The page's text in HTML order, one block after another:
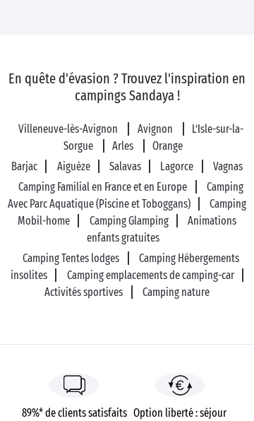
En quête d'évasion ? Trouvez l'inspiration en
campings Sandaya !
Villeneuve-lès-Avignon Avignon
L’Isle-sur-la-
Sorgue
Arles
Orange
Barjac
Aiguèze Salavas Lagorce
Vagnas
Camping Familial en France et en Europe
Camping
Avec Parc Aquatique (Piscine et Toboggans)
Camping
Mobil-home
Camping Glamping
Animations
enfants gratuites
Camping Tentes lodges
Camping Hébergements
insolites
Camping emplacements de camping-car
Activités sportives
Camping nature
89%* de clients satisfaits Option liberté : séjour